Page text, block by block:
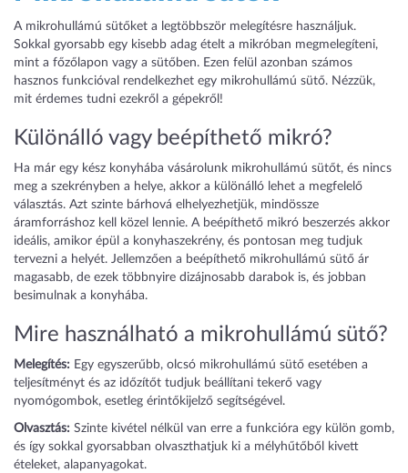
A mikrohullámú sütőket a legtöbbször melegítésre használjuk.
Sokkal gyorsabb egy kisebb adag ételt a mikróban megmelegíteni,
mint a főzőlapon vagy a sütőben. Ezen felül azonban számos
hasznos funkcióval rendelkezhet egy mikrohullámú sütő. Nézzük,
mit érdemes tudni ezekről a gépekről!
Különálló vagy beépíthető mikró?
Ha már egy kész konyhába vásárolunk mikrohullámú sütőt, és nincs
meg a szekrényben a helye, akkor a különálló lehet a megfelelő
választás. Azt szinte bárhová elhelyezhetjük, mindössze
áramforráshoz kell közel lennie. A beépíthető mikró beszerzés akkor
ideális, amikor épül a konyhaszekrény, és pontosan meg tudjuk
tervezni a helyét. Jellemzően a beépíthető mikrohullámú sütő ár
magasabb, de ezek többnyire dizájnosabb darabok is, és jobban
besimulnak a konyhába.
Mire használható a mikrohullámú sütő?
Melegítés: Egy egyszerűbb, olcsó mikrohullámú sütő esetében a
teljesítményt és az időzítőt tudjuk beállítani tekerő vagy
nyomógombok, esetleg érintőkijelző segítségével.
Olvasztás: Szinte kivétel nélkül van erre a funkcióra egy külön gomb,
és így sokkal gyorsabban olvaszthatjuk ki a mélyhűtőből kivett
ételeket, alapanyagokat.